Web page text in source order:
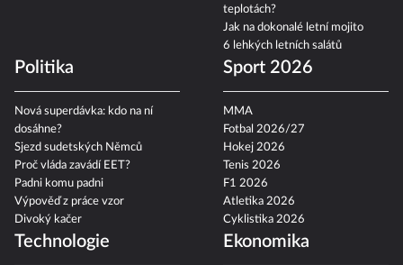
teplotách?
Jak na dokonalé letní mojito
6 lehkých letních salátů
Politika
Nová superdávka: kdo na ní
dosáhne?
Sjezd sudetských Němců
Proč vláda zavádí EET?
Padni komu padni
Výpověď z práce vzor
Divoký kačer
Sport 2026
MMA
Fotbal 2026/27
Hokej 2026
Tenis 2026
F1 2026
Atletika 2026
Cyklistika 2026
Technologie Ekonomika